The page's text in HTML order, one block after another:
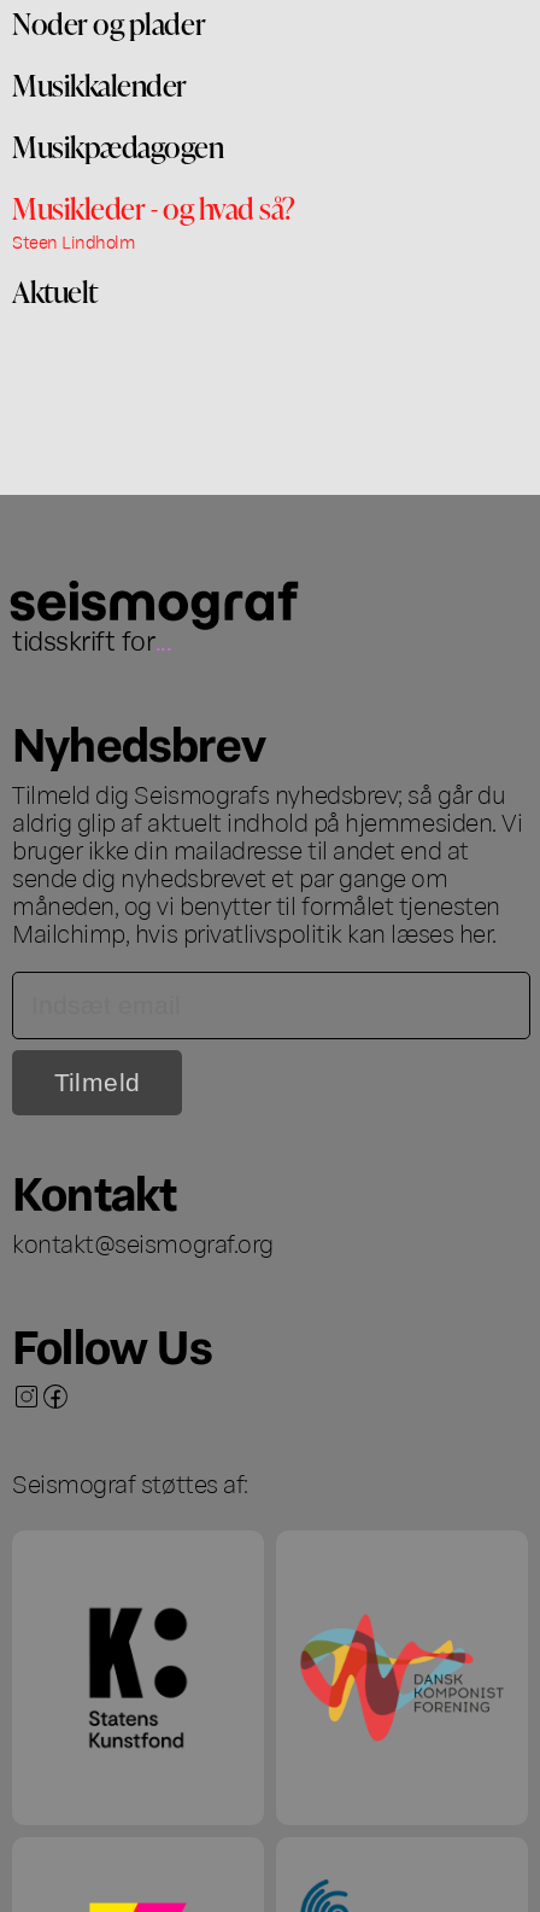
Noder og plader
Musikkalender
Musikpædagogen
Musikleder - og hvad så?
Steen Lindholm
Aktuelt
tidsskrift for...
Nyhedsbrev
Tilmeld dig Seismografs nyhedsbrev; så går du
aldrig glip af aktuelt indhold på hjemmesiden. Vi
bruger ikke din mailadresse til andet end at
sende dig nyhedsbrevet et par gange om
måneden, og vi benytter til formålet tjenesten
Mailchimp, hvis privatlivspolitik kan læses her.
Kontakt
kontakt@seismograf.org
Follow Us
Seismograf støttes af: